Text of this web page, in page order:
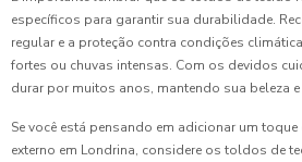
específicos para garantir sua durabilidade.
regular e a proteção contra condições
fortes ou chuvas intensas. Com os devidos
durar por muitos anos, mantendo sua beleza
Se você está pensando em adicionar um
externo em Londrina, considere os toldos de